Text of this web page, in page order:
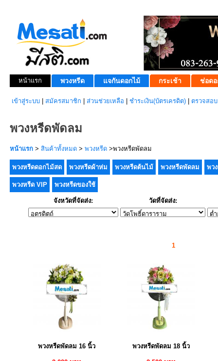
หน้าแรก พวงหรีด แจกันดอกไม้ กระเช้า ช่อดอ
เข้าสู่ระบบ สมัครสมาชิก ส่วนช่วยเหลือ ชำระเงิน(บัตรเครดิต) ตรวจสอ
พวงหรีดพัดลม
หน้าแรก > สินค้าทั้งหมด > พวงหรีด >พวงหรีดพัดลม
พวงหรีดดอกไม้สด พวงหรีดผ้าห่ม พวงหรีดต้นไม้ พวงหรีดพัดลม พว
พวงหรีด VIP พวงหรีดของใช้
จังหวัดที่จัดส่ง: วัดที่จัดส่ง:
1
พวงหรีดพัดลม 16 นิ้ว พวงหรีดพัดลม 18 นิ้ว